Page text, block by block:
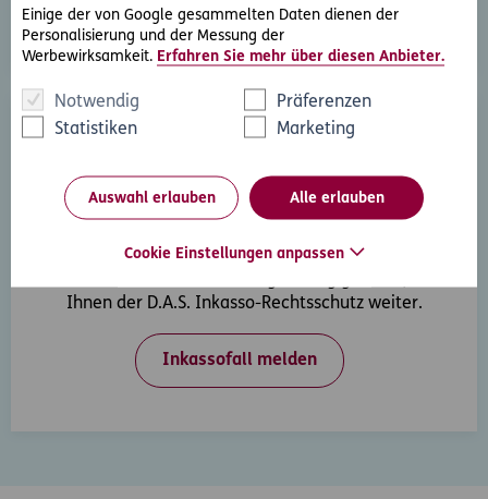
Einige der von Google gesammelten Daten dienen der
Personalisierung und der Messung der
Werbewirksamkeit. Erfahren Sie mehr über diesen Anbieter.
Notwendig
Präferenzen
Statistiken
Marketing
Auswahl erlauben Alle erlauben
Cookie Einstellungen anpassen
Inkasso-Rechtsschutz
Ihnen der D.A.S. Inkasso-Rechtsschutz weiter.
Inkassofall melden